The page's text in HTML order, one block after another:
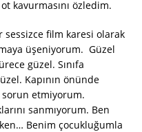
kavurmasını özledim.
sessizce film karesi olarak
üşeniyorum. Güzel
güzel. Sınıfa
Kapının önünde
etmiyorum.
sanmıyorum. Ben
Benim çocukluğumla